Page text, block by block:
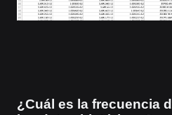
¿Cuál es la frecuencia